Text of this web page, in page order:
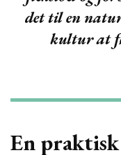
det til en
kultur at
En